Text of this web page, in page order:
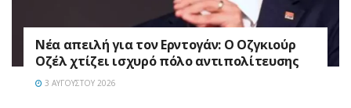
Νέα απειλή για τον Ερντογάν: Ο Οζγκιούρ
Οζέλ χτίζει ισχυρό πόλο αντιπολίτευσης
3 ΑΥΓΟΎΣΤΟΥ 2026